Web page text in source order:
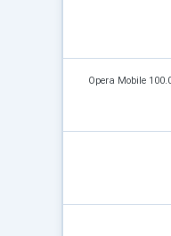
Opera Mobile